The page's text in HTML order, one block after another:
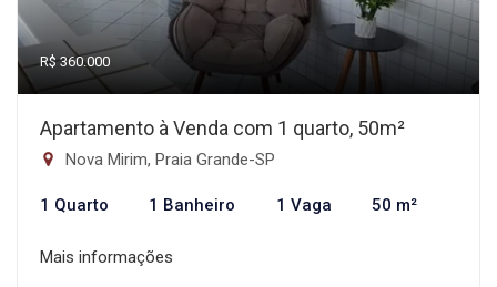
R$ 360.000
Apartamento à Venda com 1 quarto, 50m²
Nova Mirim, Praia Grande-SP
1 Quarto 1 Banheiro 1 Vaga 50 m²
Mais informações